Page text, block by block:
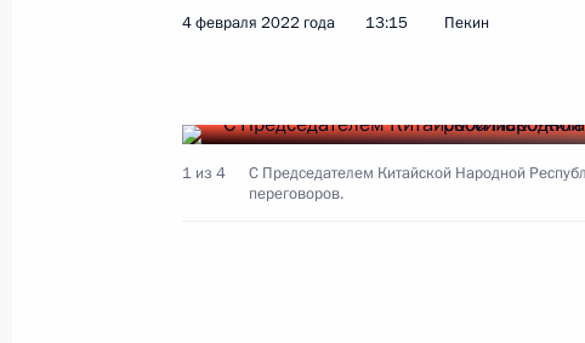
Встреча с главой МИД России
4 февраля 2022 года 13:15 Пекин
1 из 4
С Председателем Китайской Народной
переговоров.